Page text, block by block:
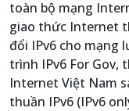
toàn bộ mạng
giao thức Internet
đổi IPv6 cho mạng
trình IPv6 For Gov,
Internet Việt Nam
thuần IPv6 (IPv6